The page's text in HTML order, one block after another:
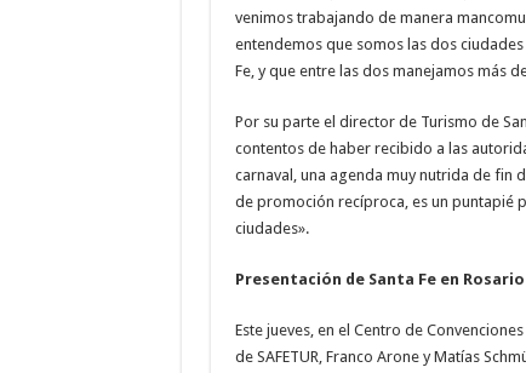
venimos trabajando de manera
entendemos que somos las dos
Fe, y que entre las dos manejamos más
Por su parte el director de Turismo de
contentos de haber recibido a las
carnaval, una agenda muy nutrida de fin
de promoción recíproca, es un puntapié
ciudades».
Presentación de Santa Fe en Rosario
Este jueves, en el Centro de
de SAFETUR, Franco Arone y Matías